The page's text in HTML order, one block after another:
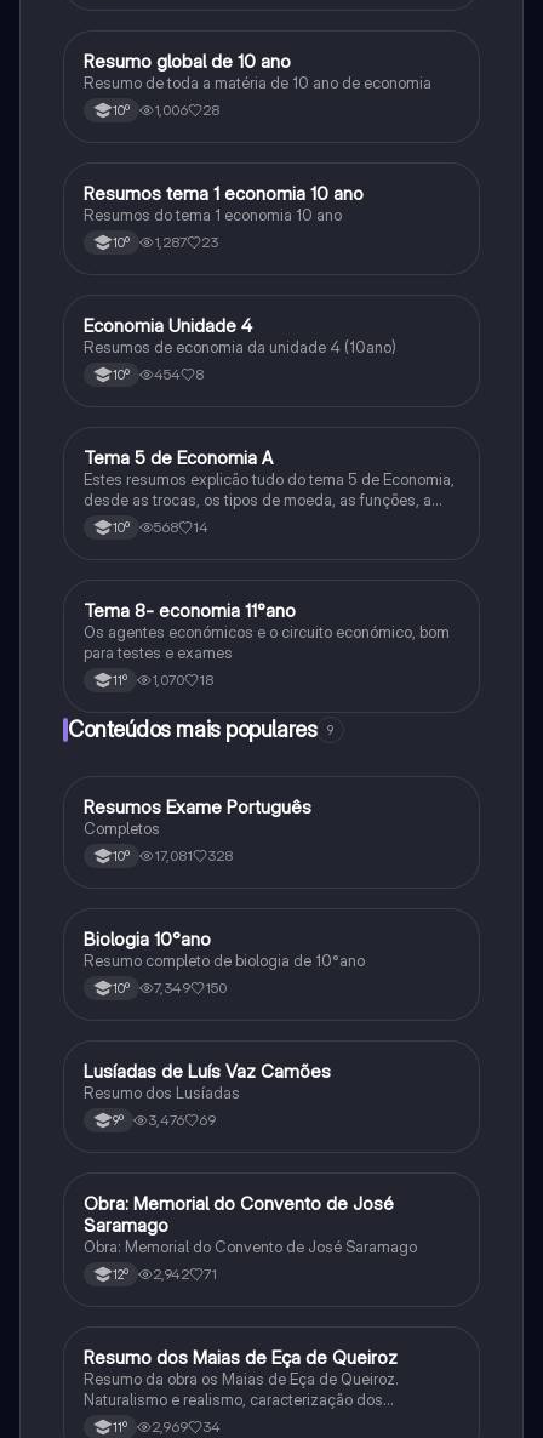
Economia
Resumo global de 10 ano
Resumo de toda a matéria de 10 ano de economia
10º 1,006 28
Economia
Resumos tema 1 economia 10 ano
Resumos do tema 1 economia 10 ano
10º 1,287 23
Economia
Economia Unidade 4
Resumos de economia da unidade 4 (10ano)
10º 454 8
Economia
Tema 5 de Economia A
Estes resumos explicão tudo do tema 5 de Economia,
desde as trocas, os tipos de moeda, as funções, a
evolução, a inflação, desinflação, deflação, IPC,
taxas, consequências e desvalorização da moeda.
10º 568 14
Economia
Tema 8- economia 11°ano
Os agentes económicos e o circuito económico, bom
para testes e exames
11º 1,070 18
Conteúdos mais populares 9
Português
Resumos Exame Português
Completos
10º 17,081 328
Biologia
Biologia 10°ano
Resumo completo de biologia de 10°ano
10º 7,349 150
Português
Lusíadas de Luís Vaz Camões
Resumo dos Lusíadas
9º 3,476 69
Português
Obra: Memorial do Convento de José
Saramago
Obra: Memorial do Convento de José Saramago
12º 2,942 71
Português
Resumo dos Maias de Eça de Queiroz
Resumo da obra os Maias de Eça de Queiroz.
Naturalismo e realismo, caracterização dos
personagens e contexto histórico.
11º 2,969 34